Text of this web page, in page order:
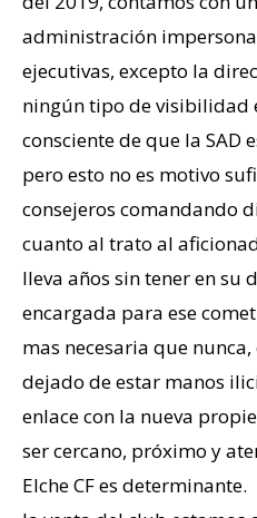
administración
ejecutivas, excepto la
ningún tipo de visibilidad
consciente de que la SAD
pero esto no es motivo
consejeros comandando
cuanto al trato al
lleva años sin tener en su
encargada para ese
mas necesaria que
dejado de estar manos
enlace con la nueva
ser cercano, próximo y
Elche CF es